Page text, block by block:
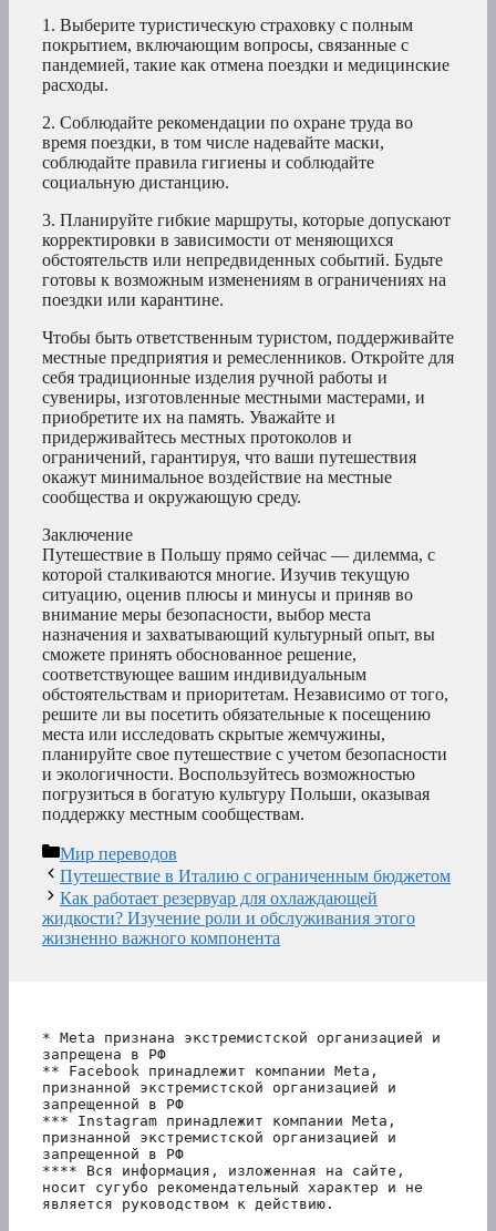
1. Выберите туристическую страховку с полным
покрытием, включающим вопросы, связанные с
пандемией, такие как отмена поездки и медицинские
расходы.
2. Соблюдайте рекомендации по охране труда во
время поездки, в том числе надевайте маски,
соблюдайте правила гигиены и соблюдайте
социальную дистанцию.
3. Планируйте гибкие маршруты, которые допускают
корректировки в зависимости от меняющихся
обстоятельств или непредвиденных событий. Будьте
готовы к возможным изменениям в ограничениях на
поездки или карантине.
Чтобы быть ответственным туристом, поддерживайте
местные предприятия и ремесленников. Откройте для
себя традиционные изделия ручной работы и
сувениры, изготовленные местными мастерами, и
приобретите их на память. Уважайте и
придерживайтесь местных протоколов и
ограничений, гарантируя, что ваши путешествия
окажут минимальное воздействие на местные
сообщества и окружающую среду.
Заключение
Путешествие в Польшу прямо сейчас — дилемма, с
которой сталкиваются многие. Изучив текущую
ситуацию, оценив плюсы и минусы и приняв во
внимание меры безопасности, выбор места
назначения и захватывающий культурный опыт, вы
сможете принять обоснованное решение,
соответствующее вашим индивидуальным
обстоятельствам и приоритетам. Независимо от того,
решите ли вы посетить обязательные к посещению
места или исследовать скрытые жемчужины,
планируйте свое путешествие с учетом безопасности
и экологичности. Воспользуйтесь возможностью
погрузиться в богатую культуру Польши, оказывая
поддержку местным сообществам.
Рубрики
Мир переводов
Путешествие в Италию с ограниченным бюджетом
Как работает резервуар для охлаждающей
жидкости? Изучение роли и обслуживания этого
жизненно важного компонента
* Meta признана экстремистской организацией и
запрещена в РФ
** Facebook принадлежит компании Meta,
признанной экстремистской организацией и
запрещенной в РФ
*** Instagram принадлежит компании Meta,
признанной экстремистской организацией и
запрещенной в РФ
**** Вся информация, изложенная на сайте,
носит сугубо рекомендательный характер и не
является руководством к действию.